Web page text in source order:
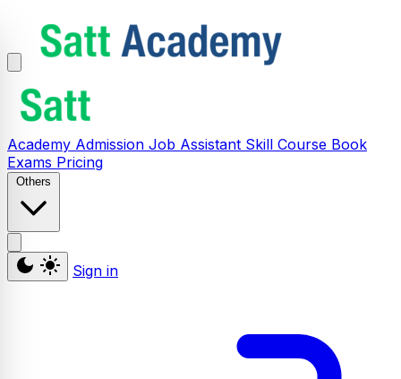
Academy Admission Job Assistant Skill Course Book
Exams Pricing
Others
Sign in